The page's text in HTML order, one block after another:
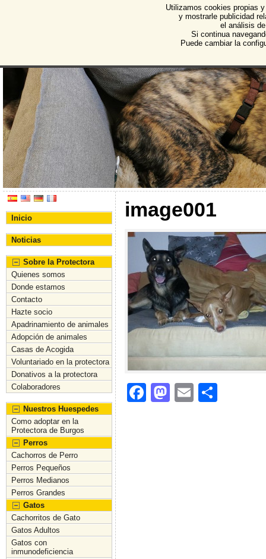
Protectora de Animales
Asociación Protectora de Animales y Plantas de
Inicio
Noticias
Sobre la Protectora
Quienes somos
Donde estamos
Contacto
Hazte socio
Apadrinamiento de animales
Adopción de animales
Casas de Acogida
Voluntariado en la protectora
Donativos a la protectora
Colaboradores
Nuestros Huespedes
Como adoptar en la
Protectora de Burgos
Perros
Cachorros de Perro
Perros Pequeños
Perros Medianos
Perros Grandes
Gatos
Cachorritos de Gato
Gatos Adultos
Gatos con
inmunodeficiencia
image001
F
M
E
Utilizamos cookies propias
y mostrarle publicidad
el análisis
Si continua
Puede cambiar la